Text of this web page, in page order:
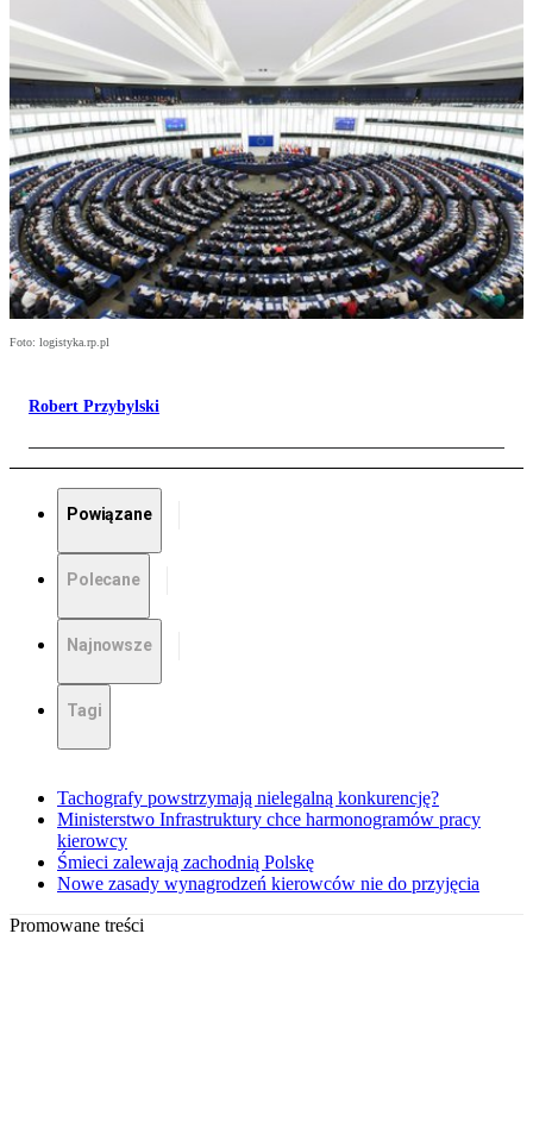
Foto: logistyka.rp.pl
Robert Przybylski
Powiązane
Polecane
Najnowsze
Tagi
Tachografy powstrzymają nielegalną konkurencję?
Ministerstwo Infrastruktury chce harmonogramów pracy
kierowcy
Śmieci zalewają zachodnią Polskę
Nowe zasady wynagrodzeń kierowców nie do przyjęcia
Promowane treści